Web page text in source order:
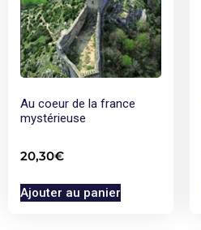
Au coeur de la france
mystérieuse
20,30€
Ajouter au panier